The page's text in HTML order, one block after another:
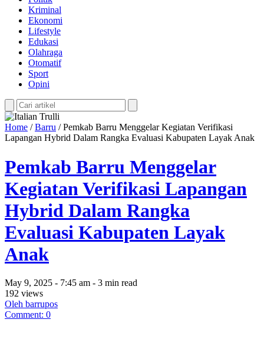
Kriminal
Ekonomi
Lifestyle
Edukasi
Olahraga
Otomatif
Sport
Opini
Home /Barru /Pemkab Barru Menggelar Kegiatan Verifikasi
Lapangan Hybrid Dalam Rangka Evaluasi Kabupaten Layak Anak
Pemkab Barru Menggelar
Kegiatan Verifikasi Lapangan
Hybrid Dalam Rangka
Evaluasi Kabupaten Layak
Anak
May 9, 2025 - 7:45 am - 3 min read
192 views
Oleh barrupos
Comment: 0